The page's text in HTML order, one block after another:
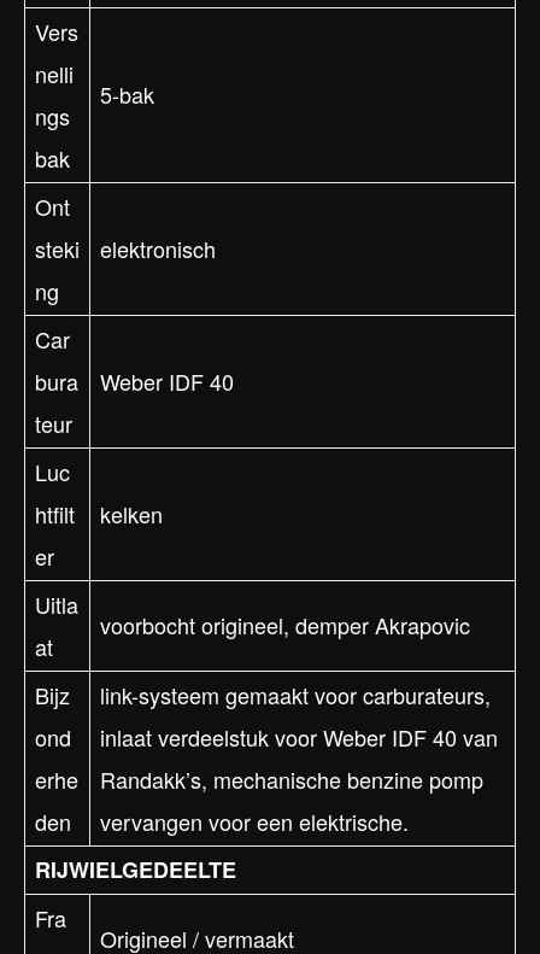
Vers
nelli
ngs
bak
5-bak
Ont
steki
ng
elektronisch
Car
bura
teur
Weber IDF 40
Luc
htfilt
er
kelken
Uitla
at
voorbocht origineel, demper Akrapovic
Bijz
ond
erhe
den
link-systeem gemaakt voor carburateurs,
inlaat verdeelstuk voor Weber IDF 40 van
Randakk’s, mechanische benzine pomp
vervangen voor een elektrische.
RIJWIELGEDEELTE
Fra
Origineel / vermaakt